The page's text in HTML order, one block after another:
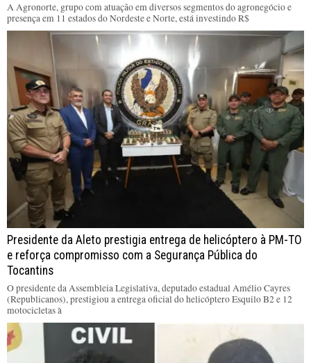
A Agronorte, grupo com atuação em diversos segmentos do agronegócio e
presença em 11 estados do Nordeste e Norte, está investindo R$
Presidente da Aleto prestigia entrega de helicóptero à PM-TO
e reforça compromisso com a Segurança Pública do
Tocantins
O presidente da Assembleia Legislativa, deputado estadual Amélio Cayres
(Republicanos), prestigiou a entrega oficial do helicóptero Esquilo B2 e 12
motocicletas à